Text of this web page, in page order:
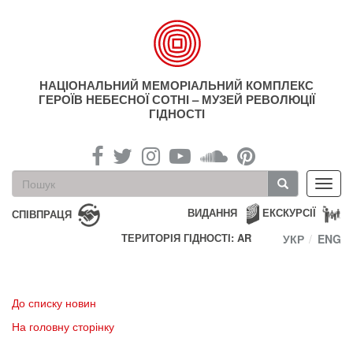
НАЦІОНАЛЬНИЙ МЕМОРІАЛЬНИЙ КОМПЛЕКС
ГЕРОЇВ НЕБЕСНОЇ СОТНІ – МУЗЕЙ РЕВОЛЮЦІЇ
ГІДНОСТІ
Пошукова
форма
Пошук
СПІВПРАЦЯ ЕКСКУРСІЇ
ВИДАННЯ
ТЕРИТОРІЯ ГІДНОСТІ: AR
УКР ENG
До списку новин
На головну сторінку